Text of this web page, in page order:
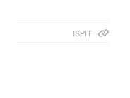
ISPIT